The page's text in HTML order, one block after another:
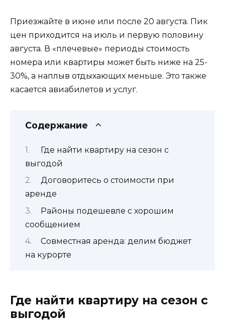
Приезжайте в июне или после 20 августа. Пик
цен приходится на июль и первую половину
августа. В «плечевые» периоды стоимость
номера или квартиры может быть ниже на 25-
30%, а наплыв отдыхающих меньше. Это также
касается авиабилетов и услуг.
Содержание
Где найти квартиру на сезон с
выгодой
Договоритесь о стоимости при
аренде
Районы подешевле с хорошим
сообщением
Совместная аренда: делим бюджет
на курорте
Где найти квартиру на сезон с
выгодой